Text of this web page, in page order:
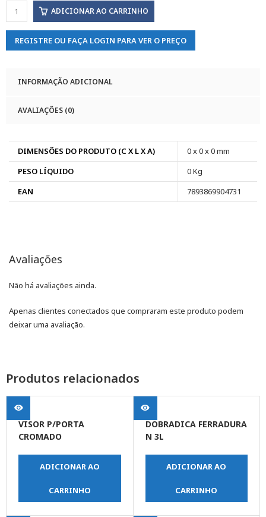
ADICIONAR AO CARRINHO
REGISTRE OU FAÇA LOGIN PARA VER O PREÇO
INFORMAÇÃO ADICIONAL
AVALIAÇÕES (0)
DIMENSÕES DO PRODUTO (C X L X A)
0 x 0 x 0 mm
PESO LÍQUIDO
0 Kg
EAN
7893869904731
Avaliações
Não há avaliações ainda.
Apenas clientes conectados que compraram este produto podem
deixar uma avaliação.
Produtos relacionados
VISOR P/PORTA
CROMADO
ADICIONAR AO
CARRINHO
DOBRADICA FERRADURA
N 3L
ADICIONAR AO
CARRINHO